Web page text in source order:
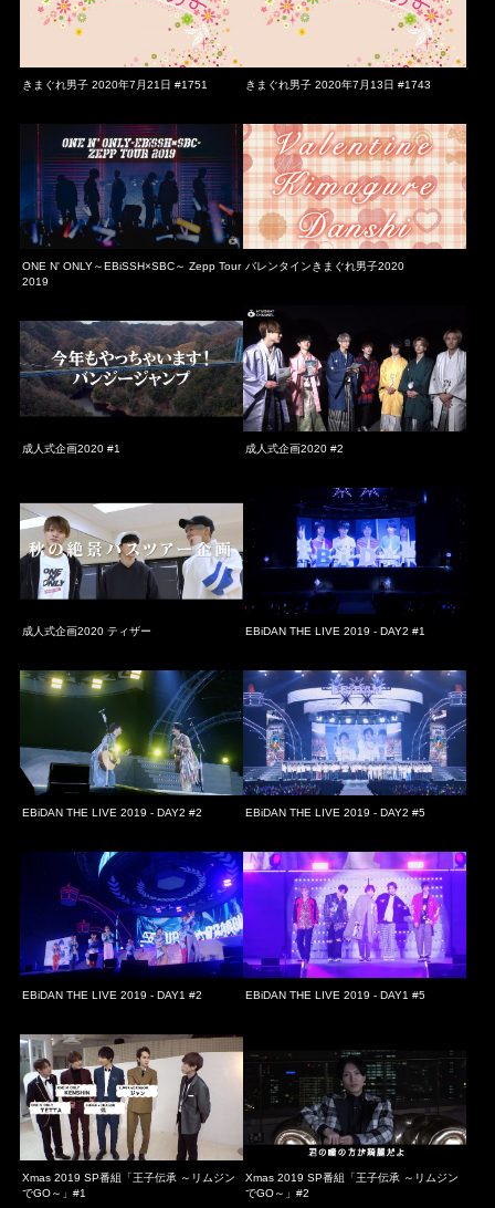
きまぐれ男子 2020年7月21日 #1751 きまぐれ男子 2020年7月13日 #1743
ONE N' ONLY～EBiSSH×SBC～ Zepp Tour
2019
バレンタインきまぐれ男子2020
成人式企画2020 #1 成人式企画2020 #2
成人式企画2020 ティザー EBiDAN THE LIVE 2019 - DAY2 #1
EBiDAN THE LIVE 2019 - DAY2 #2 EBiDAN THE LIVE 2019 - DAY2 #5
EBiDAN THE LIVE 2019 - DAY1 #2 EBiDAN THE LIVE 2019 - DAY1 #5
Xmas 2019 SP番組「王子伝承 ～リムジン
でGO～」#1
Xmas 2019 SP番組「王子伝承 ～リムジン
でGO～」#2